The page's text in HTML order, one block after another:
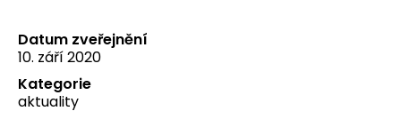
Datum zveřejnění
10. září 2020
Kategorie
aktuality